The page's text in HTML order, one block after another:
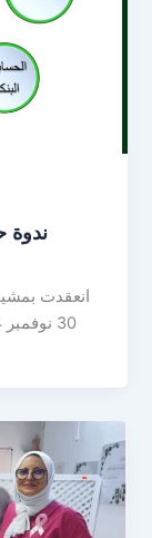
ندوة